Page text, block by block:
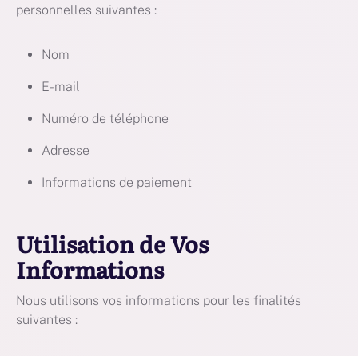
personnelles suivantes :
Nom
E-mail
Numéro de téléphone
Adresse
Informations de paiement
Utilisation de Vos
Informations
Nous utilisons vos informations pour les finalités
suivantes :